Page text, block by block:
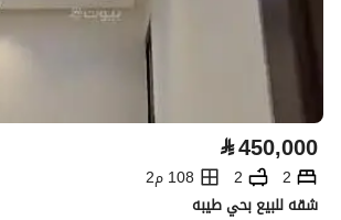
⃁450,000
2
2
108 م2
شقه للبيع بحي طيبه